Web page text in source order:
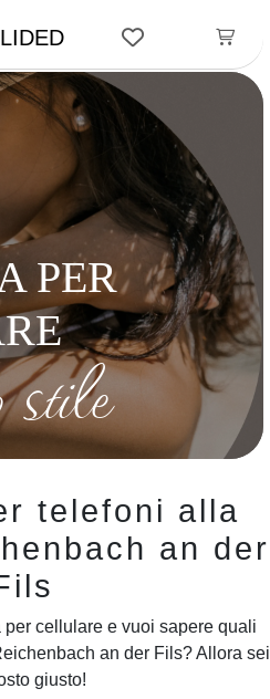
PER
telefoni alla
an der
cellulare e vuoi sapere quali
an der Fils? Allora sei
giusto!